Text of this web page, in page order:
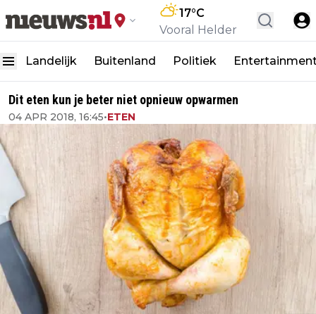
17°C
Vooral Helder
Landelijk Buitenland Politiek
Dit eten kun je beter niet opnieuw opwarmen
04 APR 2018, 16:45•ETEN